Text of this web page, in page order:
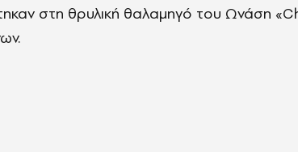
στη θρυλική θαλαμηγό του Ωνάση